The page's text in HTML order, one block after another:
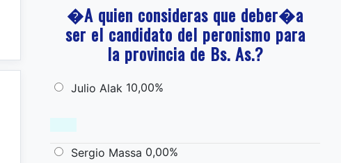
�A quien consideras que deber�a
ser el candidato del peronismo para
la provincia de Bs. As.?
Julio Alak 10,00%
Sergio Massa 0,00%